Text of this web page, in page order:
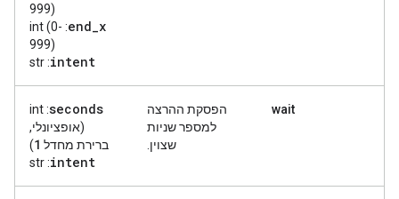
999)
end_x
: int (0-
999)
intent
: str
wait
הפסקת ההרצה
למספר שניות
שצוין.
seconds
: int
(אופציונלי,
ברירת מחדל 1
)
intent
: str